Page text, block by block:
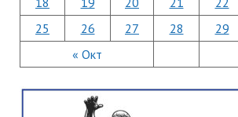
« Окт
25
26 27 28 29